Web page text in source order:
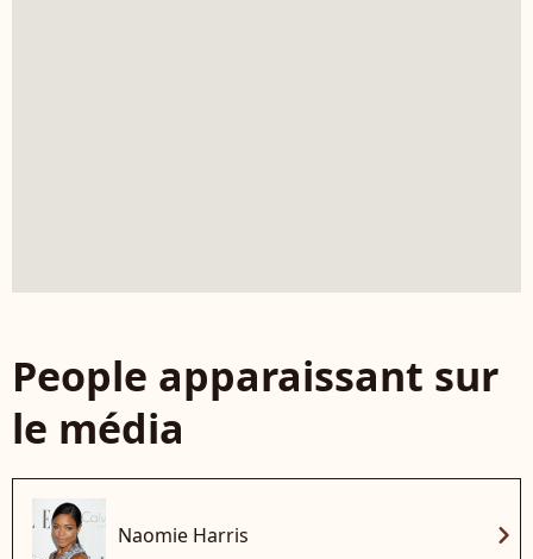
People apparaissant sur
le média
Naomie Harris chevron_right